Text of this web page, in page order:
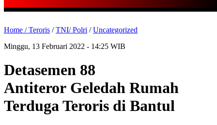
Home /Teroris /TNI/ Polri /Uncategorized
Minggu, 13 Februari 2022 - 14:25 WIB
Detasemen 88
Antiteror Geledah Rumah
Terduga Teroris di Bantul